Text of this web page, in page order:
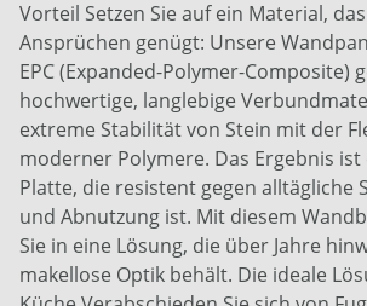
Vorteil Setzen Sie auf ein Material,
Ansprüchen genügt: Unsere
EPC (Expanded-Polymer-Composite)
hochwertige, langlebige
extreme Stabilität von Stein mit der
moderner Polymere. Das Ergebnis
Platte, die resistent gegen alltägliche
und Abnutzung ist. Mit diesem
Sie in eine Lösung, die über Jahre
makellose Optik behält. Die ideale